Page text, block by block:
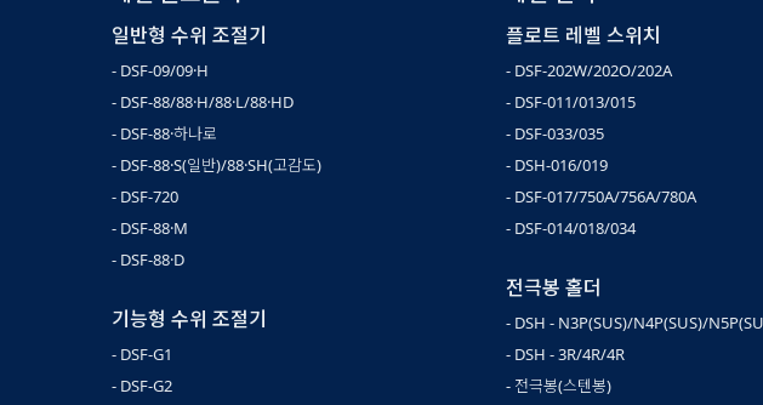
일반형 수위 조절기
- DSF-09/09·H
- DSF-88/88·H/88·L/88·HD
- DSF-88·하나로
- DSF-88·S(일반)/88·SH(고감도)
- DSF-720
- DSF-88·M
- DSF-88·D
기능형 수위 조절기
- DSF-G1
- DSF-G2
플로트 레벨 스위치
- DSF-202W/202O/202A
- DSF-011/013/015
- DSF-033/035
- DSH-016/019
- DSF-017/750A/756A/780A
- DSF-014/018/034
전극봉 홀더
- DSH - N3P(SUS)/N4P(SUS)/
- DSH - 3R/4R/4R
- 전극봉(스텐봉)